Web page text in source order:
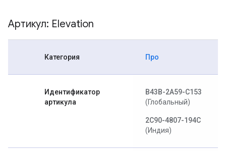
Артикул: Elevation
Категория Про
Идентификатор
артикула
B43B-2A59-C153
(Глобальный)
2C90-4807-194C
(Индия)